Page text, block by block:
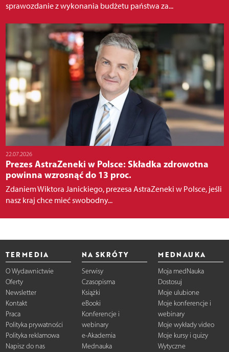
sprawozdanie z wykonania budżetu państwa za...
22.07.2026
Prezes AstraZeneki w Polsce: Składka zdrowotna
powinna wzrosnąć do 13 proc.
Zdaniem Wiktora Janickiego, prezesa AstraZeneki w Polsce, jeśli
nasz kraj chce mieć swobodny...
TERMEDIA
O Wydawnictwie
Oferty
Newsletter
Kontakt
Praca
Polityka prywatności
Polityka reklamowa
Napisz do nas
NA SKRÓTY
Serwisy
Czasopisma
Książki
eBooki
Konferencje i
webinary
e-Akademia
Mednauka
MEDNAUKA
Moja medNauka
Dostosuj
Moje ulubione
Moje konferencje i
webinary
Moje wykłady video
Moje kursy i quizy
Wytyczne